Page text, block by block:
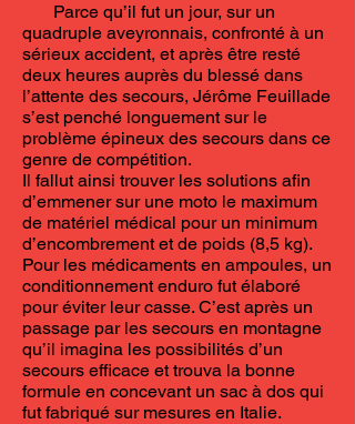
Parce qu’il fut un jour, sur un
quadruple aveyronnais, confronté à un
sérieux accident, et après être resté
deux heures auprès du blessé dans
l’attente des secours, Jérôme Feuillade
s’est penché longuement sur le
problème épineux des secours dans ce
genre de compétition.
Il fallut ainsi trouver les solutions afin
d’emmener sur une moto le maximum
de matériel médical pour un minimum
d’encombrement et de poids (8,5 kg).
Pour les médicaments en ampoules, un
conditionnement enduro fut élaboré
pour éviter leur casse. C’est après un
passage par les secours en montagne
qu’il imagina les possibilités d’un
secours efficace et trouva la bonne
formule en concevant un sac à dos qui
fut fabriqué sur mesures en Italie.